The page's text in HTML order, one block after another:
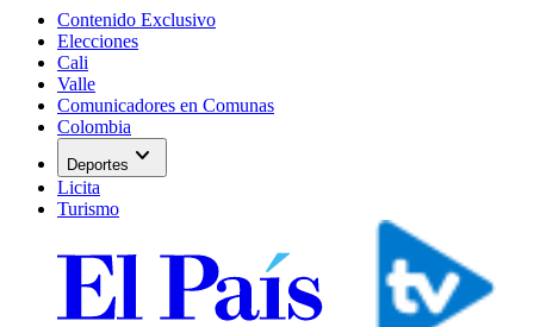
Contenido Exclusivo
Elecciones
Cali
Valle
Comunicadores en Comunas
Colombia
Deportes expand_more
Licita
Turismo